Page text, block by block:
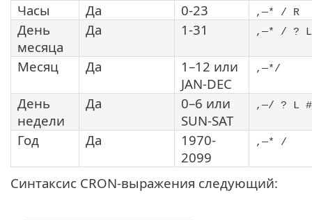
Часы Да 0-23 ,—* / R
День
месяца
Да 1-31 ,—* / ? L
Месяц Да
1–12 или
JAN-DEC
,—*/
День
недели
Да
0–6 или
SUN-SAT
,—/ ? L #
Год Да
1970-
2099
,—* /
Синтаксис CRON-выражения следующий: